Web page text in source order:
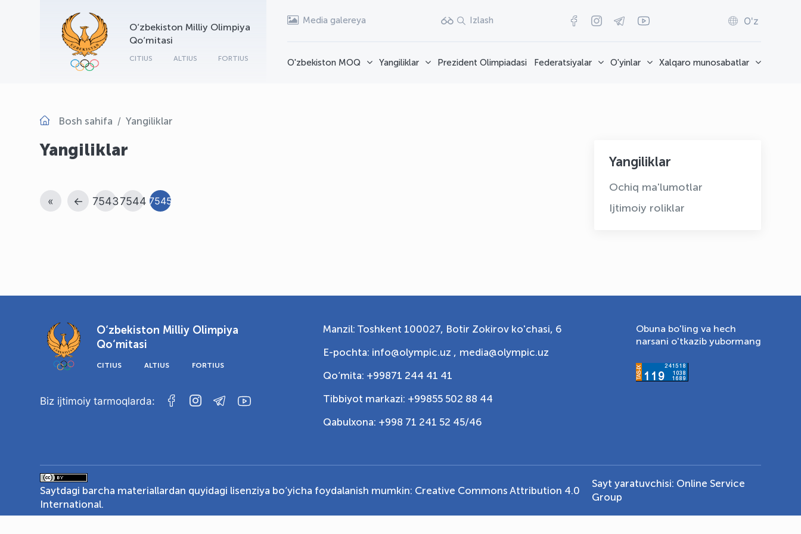
O‘zbekiston Milliy Olimpiya
Qo‘mitasi
CITIUS ALTIUS FORTIUS
Media galereya Izlash O'z
O'zbekiston MOQ Yangiliklar Prezident Olimpiadasi Federatsiyalar O'yinlar Xalqaro munosabatlar
Bosh sahifa Yangiliklar
Yangiliklar
« ← 75437544 7545
Yangiliklar
Ochiq ma'lumotlar
Ijtimoiy roliklar
O‘zbekiston Milliy Olimpiya
Qo‘mitasi
CITIUS ALTIUS FORTIUS
Biz ijtimoiy tarmoqlarda:
Manzil: Toshkent 100027, Botir Zokirov ko'chasi, 6
E-pochta: info@olympic.uz , media@olympic.uz
Qo‘mita: +99871 244 41 41
Tibbiyot markazi: +99855 502 88 44
Qabulxona: +998 71 241 52 45/46
Obuna bo'ling va hech
narsani o'tkazib yubormang
Saytdagi barcha materiallardan quyidagi lisenziya bo‘yicha foydalanish mumkin: Creative Commons Attribution 4.0
International.
Sayt yaratuvchisi: Online Service
Group
OLYMPCHIK AI - yordamchi